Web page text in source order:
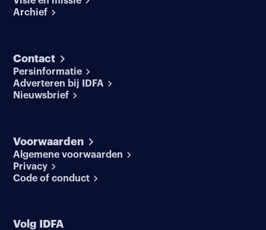
Archief
Contact
Persinformatie
Adverteren bij IDFA
Nieuwsbrief
Voorwaarden
Algemene voorwaarden
Privacy
Code of conduct
Volg IDFA